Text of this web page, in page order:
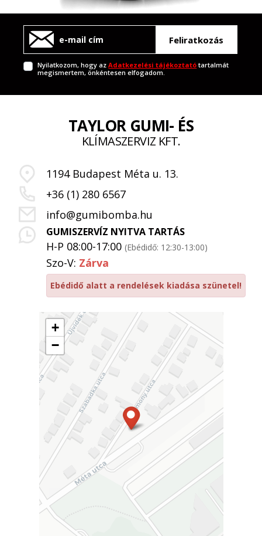
Feliratkozás
Nyilatkozom, hogy azAdatkezelési tájékoztató tartalmát
megismertem, önkéntesen elfogadom.
+
−
TAYLOR GUMI- ÉS
KLÍMASZERVIZ KFT.
1194 Budapest Méta u. 13.
+36 (1) 280 6567
info@gumibomba.hu
GUMISZERVÍZ NYITVA TARTÁS
H-P 08:00-17:00 (Ebédidő: 12:30-13:00)
Szo-V: Zárva
Ebédidő alatt a rendelések kiadása szünetel!